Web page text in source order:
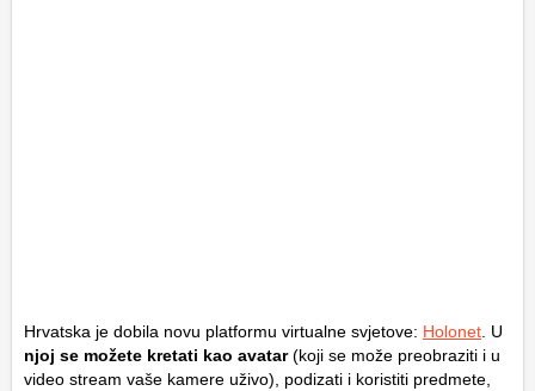
Hrvatska je dobila novu platformu virtualne svjetove: Holonet . U
njoj se možete kretati kao avatar(koji se može preobraziti i u
video stream vaše kamere uživo), podizati i koristiti predmete,